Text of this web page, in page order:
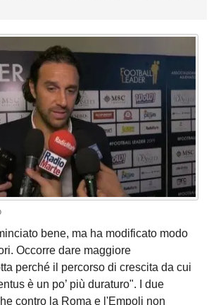
bene, ma ha modificato modo
Occorre dare maggiore
perché il percorso di crescita da cui
è un po’ più duraturo". I due
contro la Roma e l'Empoli non